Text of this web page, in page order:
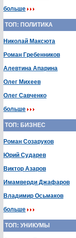
больше
ТОП: ПОЛИТИКА
Николай Максюта
Роман Гребенников
Алевтина Апарина
Олег Михеев
Олег Савченко
больше
ТОП: БИЗНЕС
Роман Созаруков
Юрий Сударев
Виктор Азаров
Имамверди Джафаров
Владимир Осьмаков
больше
ТОП: УНИКУМЫ